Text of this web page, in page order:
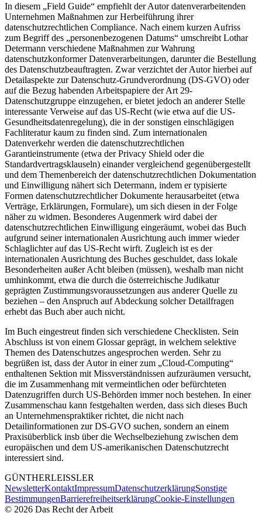
In diesem „Field Guide“ empfiehlt der Autor datenverarbeitenden
Unternehmen Maßnahmen zur Herbeiführung ihrer
datenschutzrechtlichen Compliance. Nach einem kurzen Aufriss
zum Begriff des „personenbezogenen Datums“ umschreibt Lothar
Determann verschiedene Maßnahmen zur Wahrung
datenschutzkonformer Datenverarbeitungen, darunter die Bestellung
des Datenschutzbeauftragten. Zwar verzichtet der Autor hierbei auf
Detailaspekte zur Datenschutz-Grundverordnung (DS-GVO) oder
auf die Bezug habenden Arbeitspapiere der Art 29-
Datenschutzgruppe einzugehen, er bietet jedoch an anderer Stelle
interessante Verweise auf das US-Recht (wie etwa auf die US-
Gesundheitsdatenregelung), die in der sonstigen einschlägigen
Fachliteratur kaum zu finden sind. Zum internationalen
Datenverkehr werden die datenschutzrechtlichen
Garantieinstrumente (etwa der Privacy Shield oder die
Standardvertragsklauseln) einander vergleichend gegenübergestellt
und dem Themenbereich der datenschutzrechtlichen Dokumentation
und Einwilligung nähert sich Determann, indem er typisierte
Formen datenschutzrechtlicher Dokumente herausarbeitet (etwa
Verträge, Erklärungen, Formulare), um sich diesen in der Folge
näher zu widmen. Besonderes Augenmerk wird dabei der
datenschutzrechtlichen Einwilligung eingeräumt, wobei das Buch
aufgrund seiner internationalen Ausrichtung auch immer wieder
Schlaglichter auf das US-Recht wirft. Zugleich ist es der
internationalen Ausrichtung des Buches geschuldet, dass lokale
Besonderheiten außer Acht bleiben (müssen), weshalb man nicht
umhinkommt, etwa die durch die österreichische Judikatur
geprägten Zustimmungsvoraussetzungen aus anderer Quelle zu
beziehen – den Anspruch auf Abdeckung solcher Detailfragen
erhebt das Buch aber auch nicht.
Im Buch eingestreut finden sich verschiedene Checklisten. Sein
Abschluss ist von einem Glossar geprägt, in welchem selektive
Themen des Datenschutzes angesprochen werden. Sehr zu
begrüßen ist, dass der Autor in einer zum „Cloud-Computing“
enthaltenen Sektion mit Missverständnissen aufzuräumen versucht,
die im Zusammenhang mit vermeintlichen oder befürchteten
Datenzugriffen durch US-Behörden immer noch bestehen. In einer
Zusammenschau kann festgehalten werden, dass sich dieses Buch
an Unternehmenspraktiker richtet, die nicht nach
Detailinformationen zur DS-GVO suchen, sondern an einem
Praxisüberblick insb über die Wechselbeziehung zwischen dem
europäischen und dem US-amerikanischen Datenschutzrecht
interessiert sind.
GÜNTHERLEISSLER
NewsletterKontaktImpressumDatenschutzerklärungSonstige
BestimmungenBarrierefreiheitserklärungCookie-Einstellungen
© 2026 Das Recht der Arbeit